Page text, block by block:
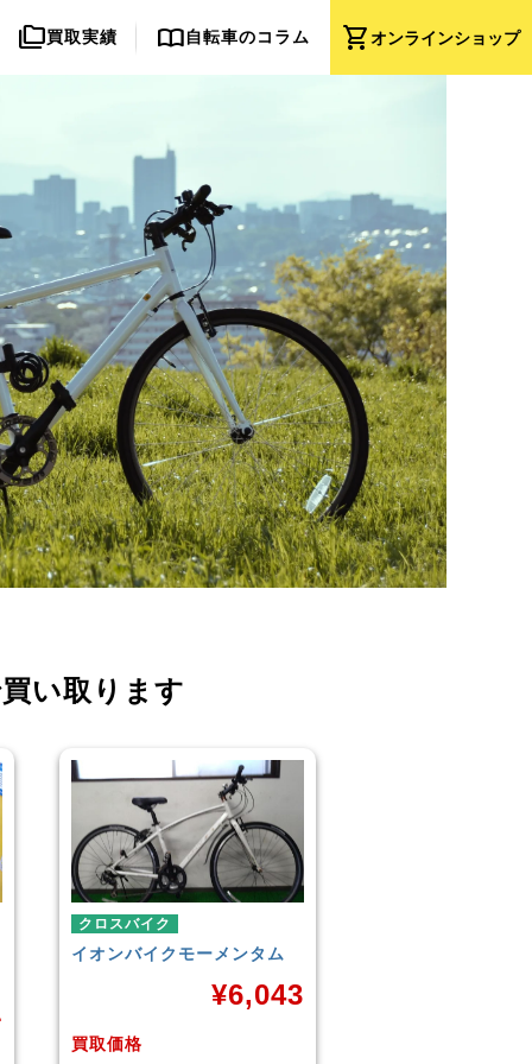
shopping_cartオンラインショップ
folder_copy買取実績 import_contacts自転車のコラム
い取ります
クロスバイク
こども用自転車
LOUIS GARNEAUJ24
買取価格